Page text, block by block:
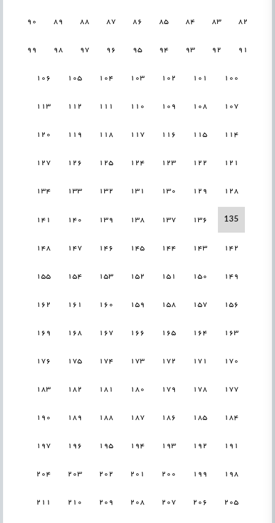
82
83
84
85
86
87
88
89
90
91
92
93
94
95
96
97
98
99
100
101
102
103
104
105
106
107
108
109
110
111
112
113
114
115
116
117
118
119
120
121
122
123
124
125
126
127
128
129
130
131
132
133
134
135
136
137
138
139
140
141
142
143
144
145
146
147
148
149
150
151
152
153
154
155
156
157
158
159
160
161
162
163
164
165
166
167
168
169
170
171
172
173
174
175
176
177
178
179
180
181
182
183
184
185
186
187
188
189
190
191
192
193
194
195
196
197
198
199
200
201
202
203
204
205
206
207
208
209
210
211